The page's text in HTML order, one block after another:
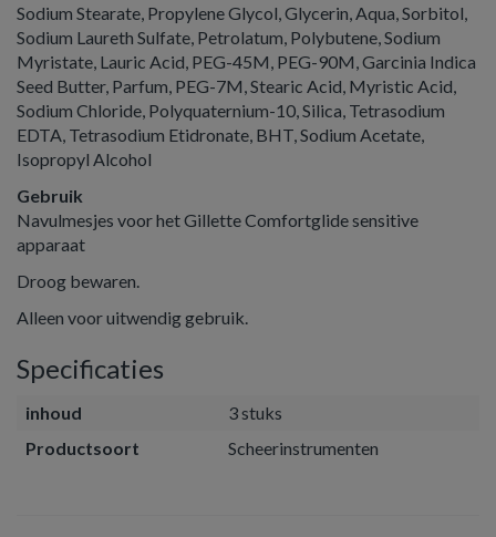
Sodium Stearate, Propylene Glycol, Glycerin, Aqua, Sorbitol,
Sodium Laureth Sulfate, Petrolatum, Polybutene, Sodium
Myristate, Lauric Acid, PEG-45M, PEG-90M, Garcinia Indica
Seed Butter, Parfum, PEG-7M, Stearic Acid, Myristic Acid,
Sodium Chloride, Polyquaternium-10, Silica, Tetrasodium
EDTA, Tetrasodium Etidronate, BHT, Sodium Acetate,
Isopropyl Alcohol
Gebruik
Navulmesjes voor het Gillette Comfortglide sensitive
apparaat
Droog bewaren.
Alleen voor uitwendig gebruik.
Specificaties
inhoud
3 stuks
Productsoort
Scheerinstrumenten